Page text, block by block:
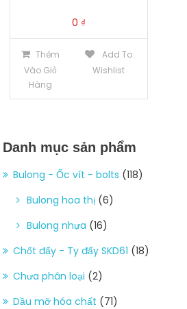
0 ₫
Thêm
Vào Giỏ
Hàng
Add To
Wishlist
Danh mục sản phẩm
Bulong - Ốc vít - bolts (118)
Bulong hoa thị (6)
Bulong nhựa (16)
Chốt đẩy - Ty đẩy SKD61 (18)
Chưa phân loại (2)
Dầu mỡ hóa chất (71)